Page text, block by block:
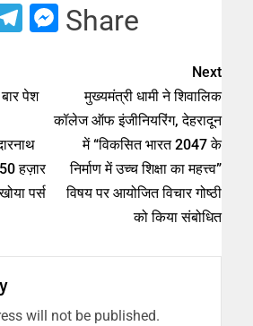
Telegram
Messenger
Share
पेश
हज़ार
पर्स
Next
मुख्यमंत्री धामी ने शिवालिक
कॉलेज ऑफ इंजीनियरिंग, देहरादून
में “विकसित भारत 2047 के
निर्माण में उच्च शिक्षा का महत्त्व”
विषय पर आयोजित विचार गोष्ठी
को किया संबोधित
will not be published.